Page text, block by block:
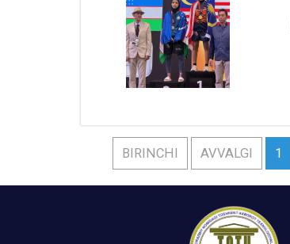
BIRINCHI AVVALGI 1